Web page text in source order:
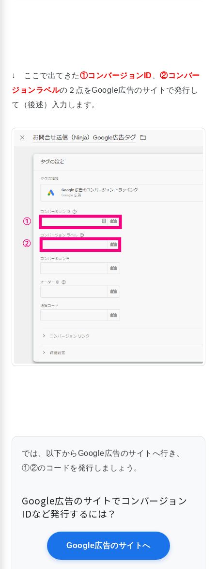
↓ ここで出てきた①コンバージョンID 、 ②コンバー
ジョンラベルの２点をGoogle広告のサイトで発行し
て（後述）入力します。
では、以下からGoogle広告のサイトへ行き、
①②のコードを発行しましょう。
Google広告のサイトでコンバージョン
IDなど発行するには？
Google広告のサイトへ